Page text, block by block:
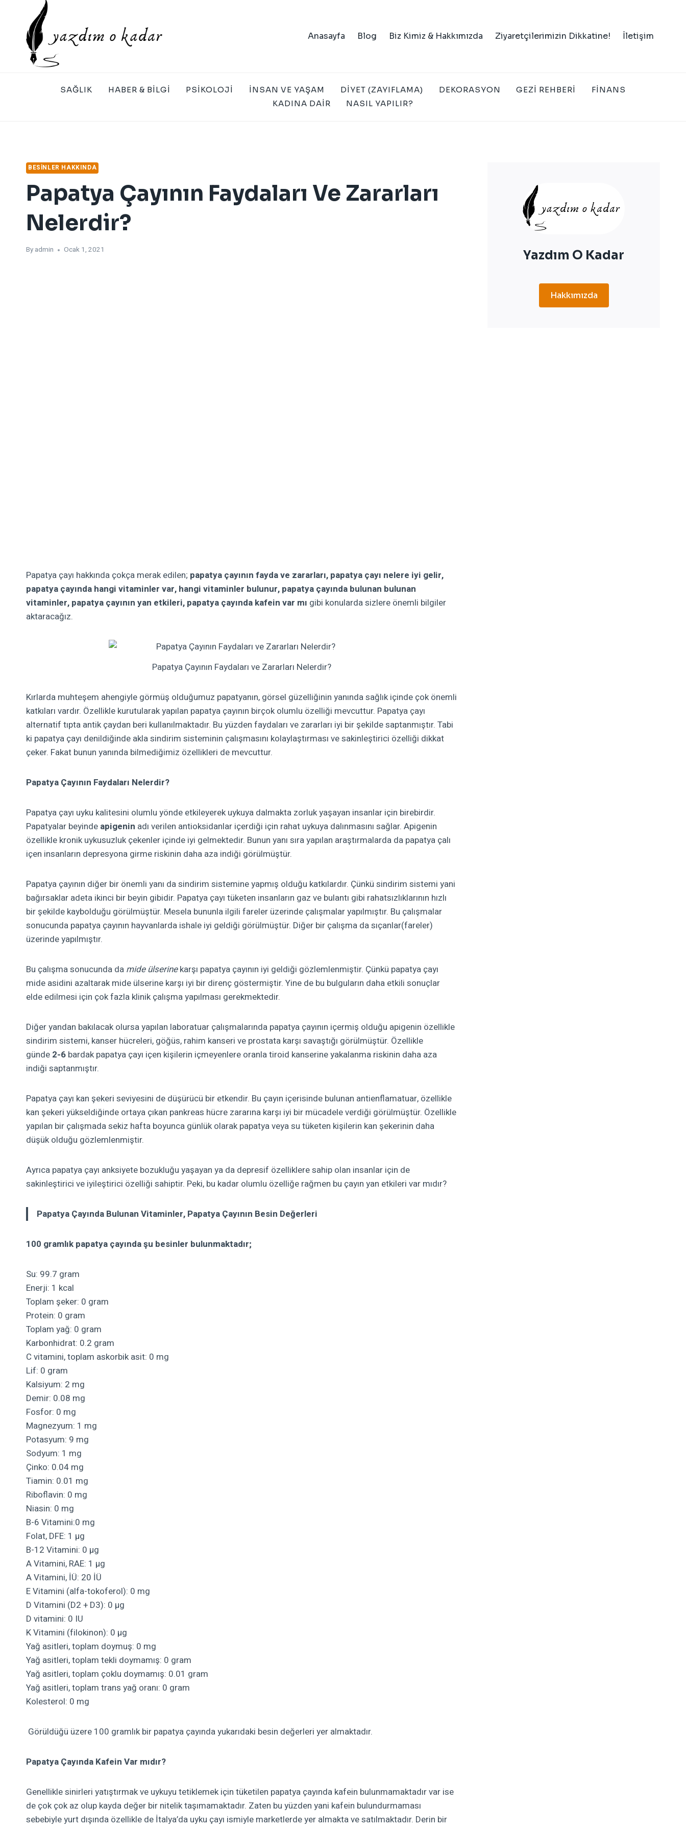
content
Anasayfa Blog Biz Kimiz & Hakkımızda Ziyaretçilerimizin Dikkatine! İletişim
SAĞLIK HABER & BILGI PSIKOLOJI İNSAN VE YAŞAM DIYET (ZAYIFLAMA) DEKORASYON GEZI REHBERI
FINANS
KADINA DAIR
NASIL YAPILIR?
BESINLER HAKKINDA
Papatya Çayının Faydaları Ve Zararları
Nelerdir?
By admin Ocak 1, 2021
Papatya çayı hakkında çokça merak edilen; papatya çayının fayda ve zararları, papatya çayı nelere iyi gelir,
papatya çayında hangi vitaminler var, hangi vitaminler bulunur, papatya çayında bulunan bulunan
vitaminler, papatya çayının yan etkileri, papatya çayında kafein var mı gibi konularda sizlere önemli bilgiler
aktaracağız.
Papatya Çayının Faydaları ve Zararları Nelerdir?
Kırlarda muhteşem ahengiyle görmüş olduğumuz papatyanın, görsel güzelliğinin yanında sağlık içinde çok önemli
katkıları vardır. Özellikle kurutularak yapılan papatya çayının birçok olumlu özelliği mevcuttur. Papatya çayı
alternatif tıpta antik çaydan beri kullanılmaktadır. Bu yüzden faydaları ve zararları iyi bir şekilde saptanmıştır. Tabi
ki papatya çayı denildiğinde akla sindirim sisteminin çalışmasını kolaylaştırması ve sakinleştirici özelliği dikkat
çeker. Fakat bunun yanında bilmediğimiz özellikleri de mevcuttur.
Papatya Çayının Faydaları Nelerdir?
Papatya çayı uyku kalitesini olumlu yönde etkileyerek uykuya dalmakta zorluk yaşayan insanlar için birebirdir.
Papatyalar beyinde apigenin adı verilen antioksidanlar içerdiği için rahat uykuya dalınmasını sağlar. Apigenin
özellikle kronik uykusuzluk çekenler içinde iyi gelmektedir. Bunun yanı sıra yapılan araştırmalarda da papatya çalı
içen insanların depresyona girme riskinin daha aza indiği görülmüştür.
Papatya çayının diğer bir önemli yanı dasindirim sistemineyapmış olduğu katkılardır. Çünkü sindirim sistemi yani
bağırsaklar adeta ikinci bir beyin gibidir. Papatya çayı tüketen insanların gaz ve bulantı gibi rahatsızlıklarının hızlı
bir şekilde kaybolduğu görülmüştür. Mesela bununla ilgili fareler üzerinde çalışmalar yapılmıştır. Bu çalışmalar
sonucunda papatya çayının hayvanlarda ishale iyi geldiği görülmüştür. Diğer bir çalışma da sıçanlar(fareler)
üzerinde yapılmıştır.
Bu çalışma sonucunda da mide ülserinekarşı papatya çayının iyi geldiği gözlemlenmiştir. Çünkü papatya çayı
mide asidini azaltarak mide ülserine karşı iyi bir direnç göstermiştir. Yine de bu bulguların daha etkili sonuçlar
elde edilmesi için çok fazla klinik çalışma yapılması gerekmektedir.
Diğer yandan bakılacak olursa yapılan laboratuar çalışmalarında papatya çayının içermiş olduğu apigenin özellikle
sindirim sistemi, kanser hücreleri, göğüs, rahim kanseri ve prostata karşı savaştığı görülmüştür. Özellikle
günde 2-6 bardak papatya çayı içen kişilerin içmeyenlere oranla tiroid kanserine yakalanma riskinin daha aza
indiği saptanmıştır.
Papatya çayı kan şekeri seviyesini de düşürücü bir etkendir. Bu çayın içerisinde bulunan antienflamatuar, özellikle
kan şekeri yükseldiğinde ortaya çıkan pankreas hücre zararına karşı iyi bir mücadele verdiği görülmüştür. Özellikle
yapılan bir çalışmada sekiz hafta boyunca günlük olarak papatya veya su tüketen kişilerin kan şekerinin daha
düşük olduğu gözlemlenmiştir.
Ayrıca papatya çayı anksiyete bozukluğu yaşayan ya da depresif özelliklere sahip olan insanlar için de
sakinleştirici ve iyileştirici özelliği sahiptir. Peki, bu kadar olumlu özelliğe rağmen bu çayın yan etkileri var mıdır?
Papatya Çayında Bulunan Vitaminler, Papatya Çayının Besin Değerleri
100 gramlık papatya çayında şu besinler bulunmaktadır;
Su: 99.7 gram
Enerji: 1 kcal
Toplam şeker: 0 gram
Protein: 0 gram
Toplam yağ: 0 gram
Karbonhidrat: 0.2 gram
C vitamini, toplam askorbik asit: 0 mg
Lif: 0 gram
Kalsiyum: 2 mg
Demir: 0.08 mg
Fosfor: 0 mg
Magnezyum: 1 mg
Potasyum: 9 mg
Sodyum: 1 mg
Çinko: 0.04 mg
Tiamin: 0.01 mg
Riboflavin: 0 mg
Niasin: 0 mg
B-6 Vitamini:0 mg
Folat, DFE: 1 µg
B-12 Vitamini: 0 µg
A Vitamini, RAE: 1 µg
A Vitamini, İÜ: 20 İÜ
E Vitamini (alfa-tokoferol): 0 mg
D Vitamini (D2 + D3): 0 µg
D vitamini: 0 IU
K Vitamini (filokinon): 0 µg
Yağ asitleri, toplam doymuş: 0 mg
Yağ asitleri, toplam tekli doymamış: 0 gram
Yağ asitleri, toplam çoklu doymamış: 0.01 gram
Yağ asitleri, toplam trans yağ oranı: 0 gram
Kolesterol: 0 mg
Görüldüğü üzere 100 gramlık bir papatya çayında yukarıdaki besin değerleri yer almaktadır.
Papatya Çayında Kafein Var mıdır?
Genellikle sinirleri yatıştırmak ve uykuyu tetiklemek için tüketilen papatya çayında kafein bulunmamaktadır var ise
de çok çok az olup kayda değer bir nitelik taşımamaktadır. Zaten bu yüzden yani kafein bulundurmaması
sebebiyle yurt dışında özellikle de İtalya’da uyku çayı ismiyle marketlerde yer almakta ve satılmaktadır. Derin bir
Yazdım O Kadar
Hakkımızda